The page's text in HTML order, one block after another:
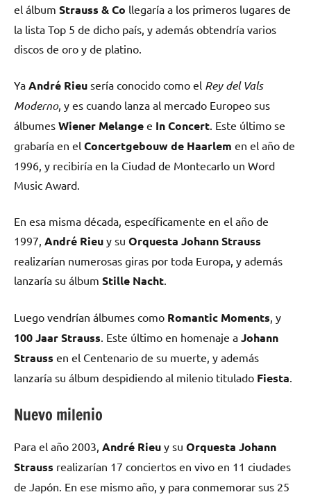
el álbum Strauss & Co llegaría a los primeros lugares de
la lista Top 5 de dicho país, y además obtendría varios
discos de oro y de platino.
Ya André Rieu sería conocido como el Rey del Vals
Moderno, y es cuando lanza al mercado Europeo sus
álbumes Wiener Melange e In Concert . Este último se
grabaría en el Concertgebouw de Haarlem en el año de
1996, y recibiría en la Ciudad de Montecarlo un Word
Music Award.
En esa misma década, específicamente en el año de
1997, André Rieu y su Orquesta Johann Strauss
realizarían numerosas giras por toda Europa, y además
lanzaría su álbum Stille Nacht
Luego vendrían álbumes como Romantic Moments , y
100 Jaar Strauss . Este último en homenaje a Johann
Strauss en el Centenario de su muerte, y además
lanzaría su álbum despidiendo al milenio titulado Fiesta
Nuevo milenio
Para el año 2003, André Rieu y su Orquesta Johann
Strauss realizarían 17 conciertos en vivo en 11 ciudades
de Japón. En ese mismo año, y para conmemorar sus 25